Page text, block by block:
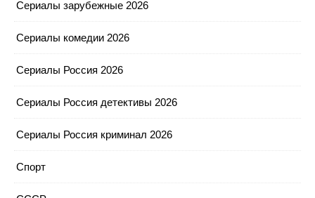
Сериалы зарубежные 2026
Сериалы комедии 2026
Сериалы Россия 2026
Сериалы Россия детективы 2026
Сериалы Россия криминал 2026
Спорт